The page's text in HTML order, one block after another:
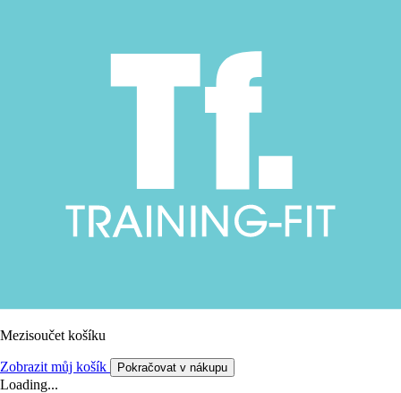
Mezisoučet košíku
Zobrazit můj košík Pokračovat v nákupu
Loading...